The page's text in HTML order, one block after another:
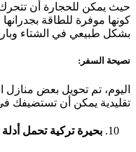
حيث يمكن للحجارة أن تتحرك
كونها موفرة للطاقة
بشكل طبيعي في الشتاء
نصيحة السفر:
تقليدية يمكن أن تستضيفك
بحيرة تركية تحمل